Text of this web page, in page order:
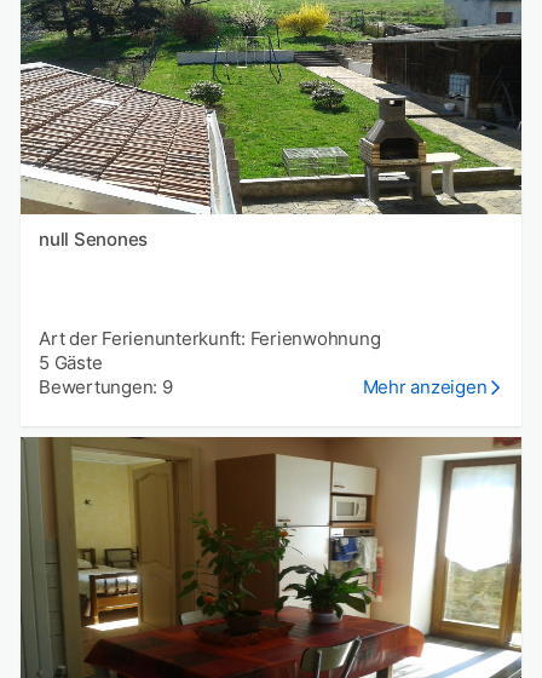
null Senones
Art der Ferienunterkunft: Ferienwohnung
5 Gäste
Bewertungen: 9
Mehr anzeigen